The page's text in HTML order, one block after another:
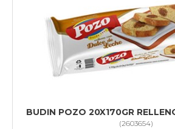
BUDIN POZO 20X170GR
(2603654)